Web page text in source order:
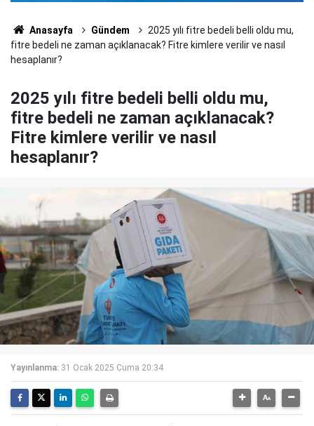
Anasayfa Gündem
2025 yılı fitre bedeli belli oldu mu,
fitre bedeli ne zaman açıklanacak? Fitre kimlere verilir ve nasıl
hesaplanır?
2025 yılı fitre bedeli belli oldu mu,
fitre bedeli ne zaman açıklanacak?
Fitre kimlere verilir ve nasıl
hesaplanır?
Yayınlanma: 31 Ocak 2025 Cuma 20:34